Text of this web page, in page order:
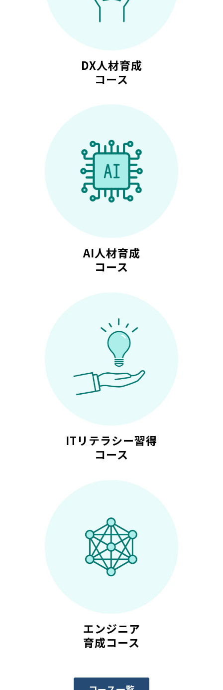
DX人材育成
コース
AI人材育成
コース
ITリテラシー習得
コース
エンジニア
育成コース